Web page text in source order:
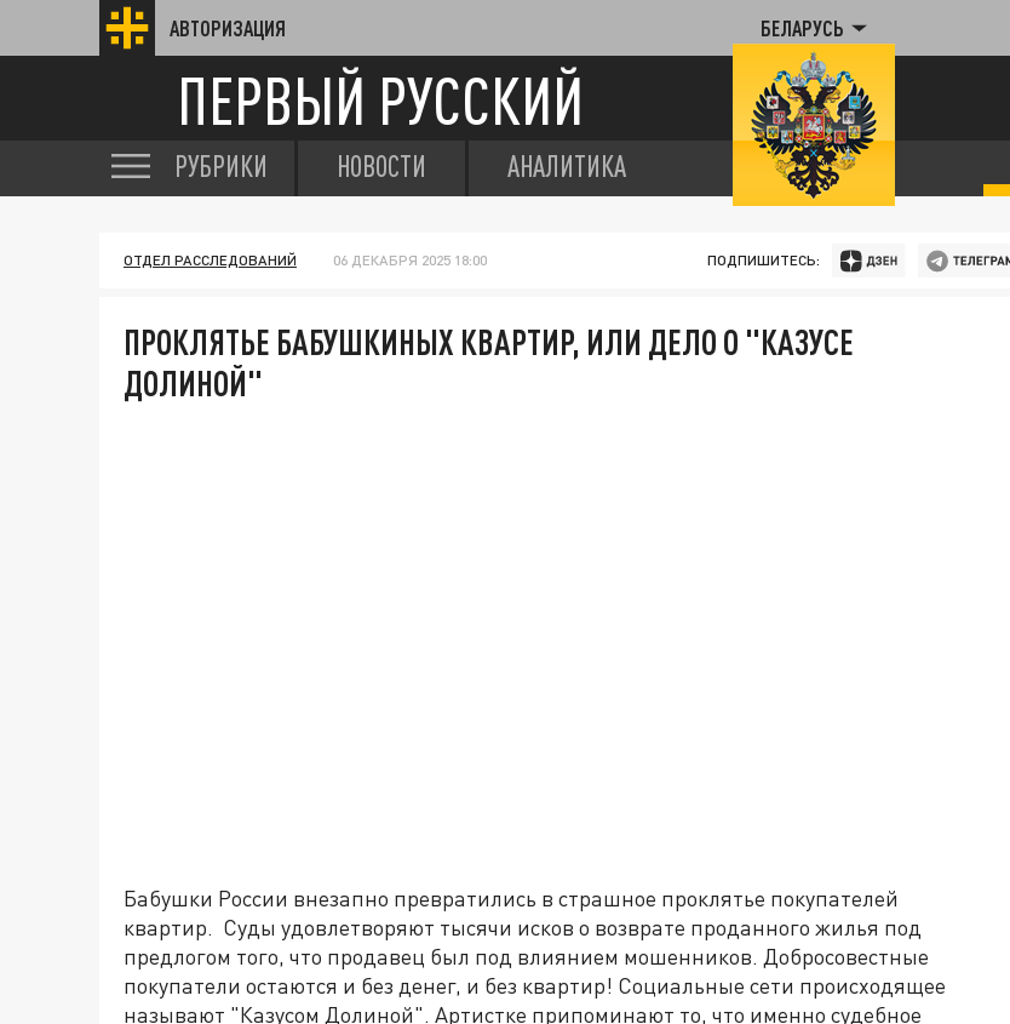
АВТОРИЗАЦИЯ БЕЛАРУСЬ
ПЕРВЫЙ РУССКИЙ
РУБРИКИ НОВОСТИ АНАЛИТИКА
ОТДЕЛ РАССЛЕДОВАНИЙ 06 ДЕКАБРЯ 2025 18:00 ПОДПИШИТЕСЬ:
ПРОКЛЯТЬЕ БАБУШКИНЫХ КВАРТИР, ИЛИ ДЕЛО О "КАЗУСЕ
ДОЛИНОЙ"
Бабушки России внезапно превратились в страшное проклятье покупателей
квартир. Суды удовлетворяют тысячи исков о возврате проданного жилья под
предлогом того, что продавец был под влиянием мошенников. Добросовестные
покупатели остаются и без денег, и без квартир! Социальные сети происходящее
называют "Казусом Долиной". Артистке припоминают то, что именно судебное